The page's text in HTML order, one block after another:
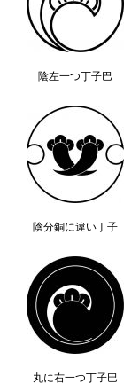
陰左一つ丁子巴
陰分銅に違い丁子
丸に右一つ丁子巴